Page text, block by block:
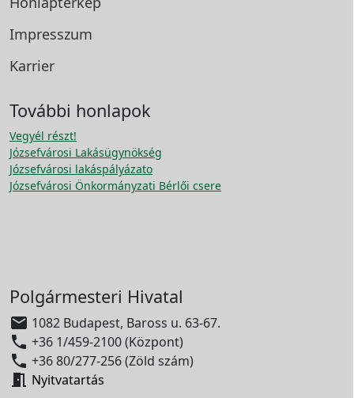
Impresszum
Karrier
További honlapok
Vegyél részt!
Józsefvárosi Lakásügynökség
Józsefvárosi lakáspályázato
Józsefvárosi Önkormányzati Bérlői csere
Polgármesteri Hivatal
 1082 Budapest, Baross u. 63-67.
 +36 1/459-2100 (Központ)
 +36 80/277-256 (Zöld szám)
 Nyitvatartás